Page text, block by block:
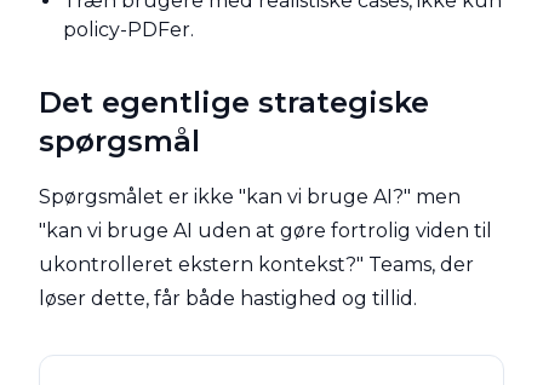
policy-PDFer.
Det egentlige strategiske
spørgsmål
Spørgsmålet er ikke "kan vi bruge AI?" men
"kan vi bruge AI uden at gøre fortrolig viden til
ukontrolleret ekstern kontekst?" Teams, der
løser dette, får både hastighed og tillid.